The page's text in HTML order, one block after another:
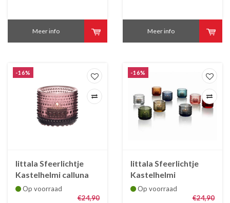
Meer info Meer info
-16%
Iittala Sfeerlichtje
Kastelhelmi calluna
roze mauve 64 mm
Op voorraad
€24,90
-16%
Iittala Sfeerlichtje
Kastelhelmi
appelgroen
Op voorraad
€24,90